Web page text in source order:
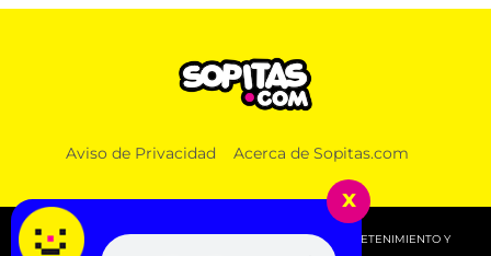
Aviso de Privacidad Acerca de Sopitas.com
© 2026 SOPITAS.COM - MÚSICA, NOTICIAS, DEPORTES, ENTRETENIMIENTO Y
x